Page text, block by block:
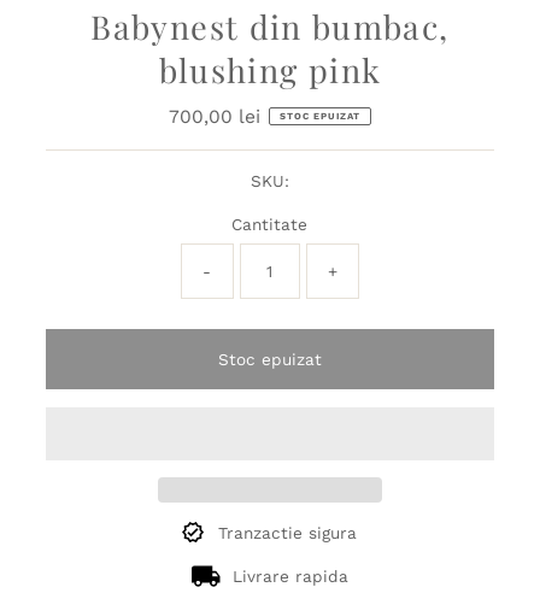
Babynest din bumbac,
blushing pink
Preț
700,00 lei STOC EPUIZAT
SKU:
Cantitate
- +
Stoc epuizat
Tranzactie sigura
Livrare rapida